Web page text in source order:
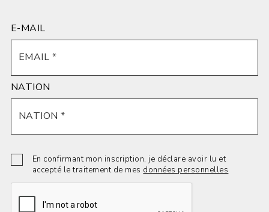
E-MAIL
NATION
En confirmant mon inscription, je déclare avoir lu et
accepté le traitement de mes données personnelles